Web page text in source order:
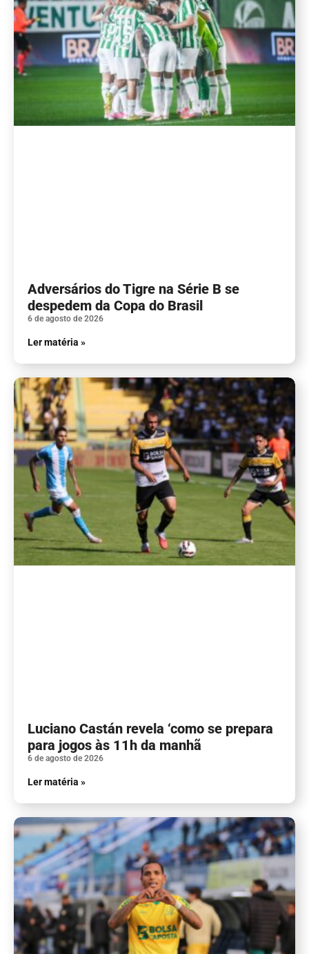
Adversários do Tigre na Série B se
despedem da Copa do Brasil
6 de agosto de 2026
Ler matéria »
Luciano Castán revela ‘como se prepara
para jogos às 11h da manhã
6 de agosto de 2026
Ler matéria »